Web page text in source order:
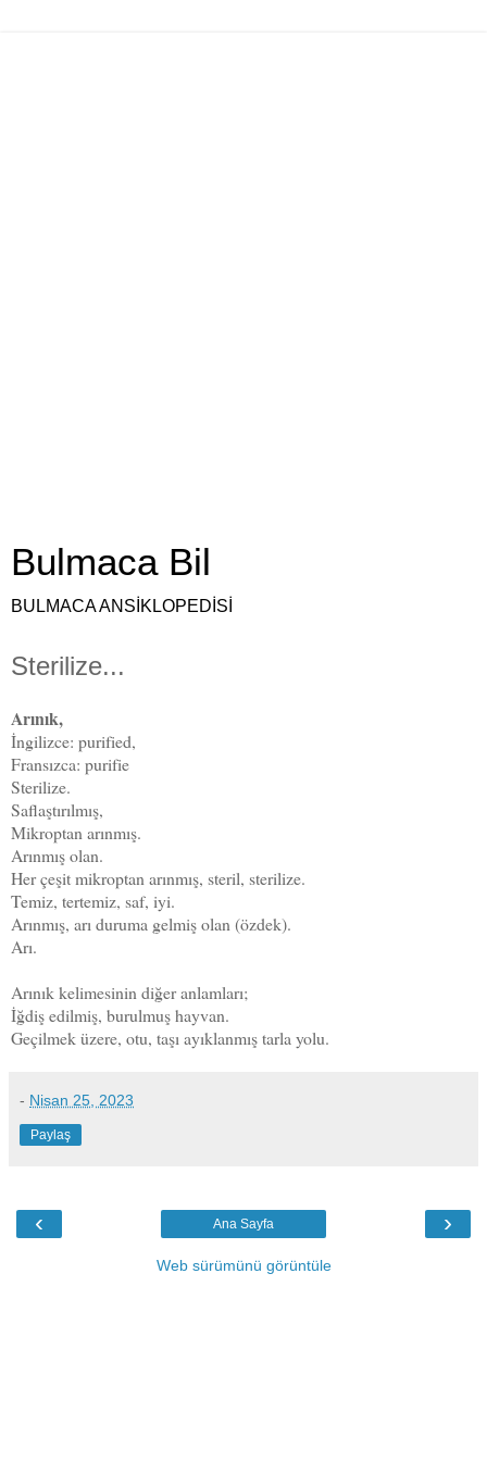
Bulmaca Bil
BULMACA ANSİKLOPEDİSİ
Sterilize...
Arınık,
İngilizce: purified,
Fransızca: purifie
Sterilize.
Saflaştırılmış,
Mikroptan arınmış.
Arınmış olan.
Her çeşit mikroptan arınmış, steril, sterilize.
Temiz, tertemiz, saf, iyi.
Arınmış, arı duruma gelmiş olan (özdek).
Arı.
Arınık kelimesinin diğer anlamları;
İğdiş edilmiş, burulmuş hayvan.
Geçilmek üzere, otu, taşı ayıklanmış tarla yolu.
- Nisan 25, 2023
Paylaş
‹ ›
Ana Sayfa
Web sürümünü görüntüle